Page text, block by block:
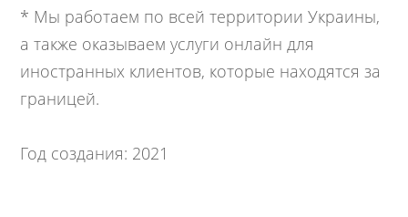
* Мы работаем по всей территории Украины,
а также оказываем услуги онлайн для
иностранных клиентов, которые находятся за
границей.
Год создания: 2021